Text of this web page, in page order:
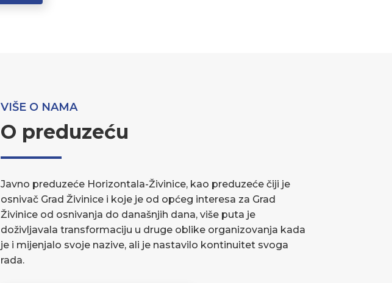
VIŠE O NAMA
O preduzeću
Javno preduzeće Horizontala-Živinice, kao preduzeće čiji je
osnivač Grad Živinice i koje je od općeg interesa za Grad
Živinice od osnivanja do današnjih dana, više puta je
doživljavala transformaciju u druge oblike organizovanja kada
je i mijenjalo svoje nazive, ali je nastavilo kontinuitet svoga
rada.